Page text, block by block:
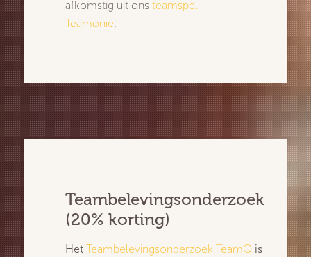
afkomstig uit ons teamspel
Teamonie.
Teambelevingsonderzoek
(20% korting)
Het Teambelevingsonderzoek TeamQ is